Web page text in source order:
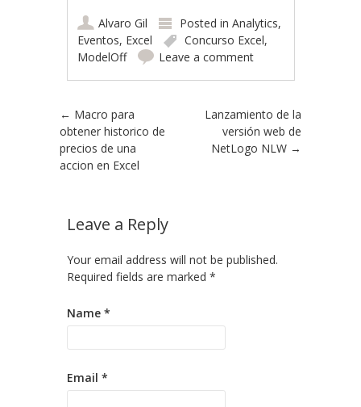
Alvaro Gil Posted inAnalytics,
Eventos, Excel Concurso Excel,
ModelOff
Leave a comment
Post navigation
← Macro para
obtener historico de
precios de una
accion en Excel
Lanzamiento de la
versión web de
NetLogo NLW →
Leave a Reply
Your email address will not be published.
Required fields are marked *
Name *
Email *